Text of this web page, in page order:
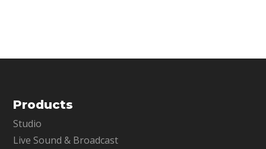
Products
Studio
Live Sound & Broadcast